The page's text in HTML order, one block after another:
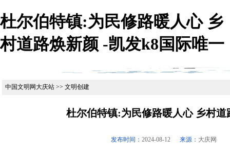
杜尔伯特镇:为民修路暖人心 乡
村道路焕新颜 -凯发k8国际唯一
中国文明网大庆站 >> 文明创建
杜尔伯特镇:为民修路暖人心 乡村道
发布时间： 2024-08-12 来源： 大庆网